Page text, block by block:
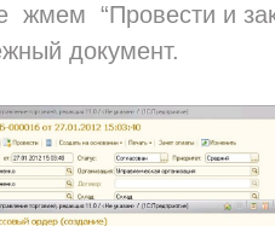
жмем “Провести и
документ.